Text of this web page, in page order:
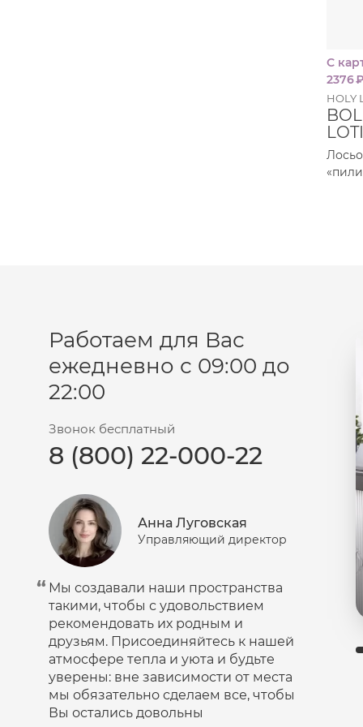
С
2376₽
HOLY
Работаем для Вас
ежедневно с 09:00 до
22:00
Звонок бесплатный
8 (800) 22-000-22
Анна Луговская
Управляющий директор
Мы создавали наши пространства
такими, чтобы с удовольствием
рекомендовать их родным и
друзьям. Присоединяйтесь к нашей
атмосфере тепла и уюта и будьте
уверены: вне зависимости от места
мы обязательно сделаем все, чтобы
Вы остались довольны